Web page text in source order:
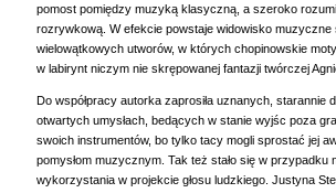
pomost pomiędzy muzyką klasyczną, a szeroko
rozrywkową. W efekcie powstaje widowisko muzyczne
wielowątkowych utworów, w których chopinowskie
w labirynt niczym nie skrępowanej fantazji twórczej
Do współpracy autorka zaprosiła uznanych, starannie
otwartych umysłach, bedących w stanie wyjśc poza
swoich instrumentów, bo tylko tacy mogli sprostać jej
pomysłom muzycznym. Tak też stało się w przypadku
wykorzystania w projekcie głosu ludzkiego. Justyna